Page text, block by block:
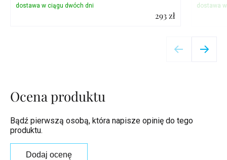
293 zł
Ocena produktu
Bądź pierwszą osobą, która napisze opinię do tego
produktu.
Dodaj ocenę